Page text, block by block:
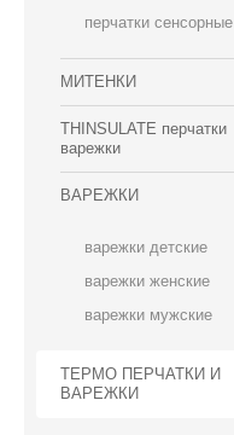
перчатки сенсорные
МИТЕНКИ
THINSULATE перчатки
варежки
ВАРЕЖКИ
варежки детские
варежки женские
варежки мужские
ТЕРМО ПЕРЧАТКИ И
ВАРЕЖКИ